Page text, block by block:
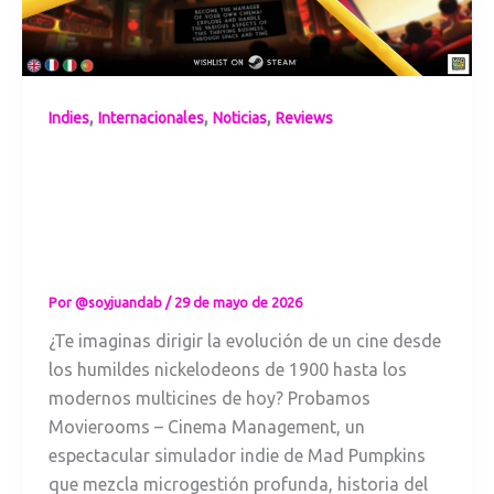
Indies, Internacionales, Noticias, Reviews
Por@soyjuandab / 29 de mayo de 2026
¿Te imaginas dirigir la evolución de un cine desde
los humildes nickelodeons de 1900 hasta los
modernos multicines de hoy? Probamos
Movierooms – Cinema Management, un
espectacular simulador indie de Mad Pumpkins
que mezcla microgestión profunda, historia del